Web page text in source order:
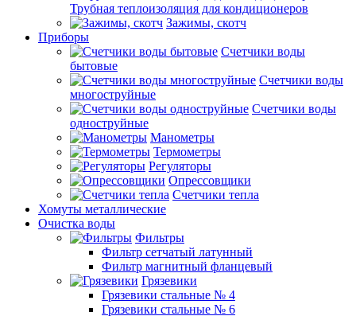
Трубная теплоизоляция для кондиционеров
Зажимы, скотч
Приборы
Счетчики воды
бытовые
Счетчики воды
многоструйные
Счетчики воды
одноструйные
Манометры
Термометры
Регуляторы
Опрессовщики
Счетчики тепла
Хомуты металлические
Очистка воды
Фильтры
Фильтр сетчатый латунный
Фильтр магнитный фланцевый
Грязевики
Грязевики стальные № 4
Грязевики стальные № 6